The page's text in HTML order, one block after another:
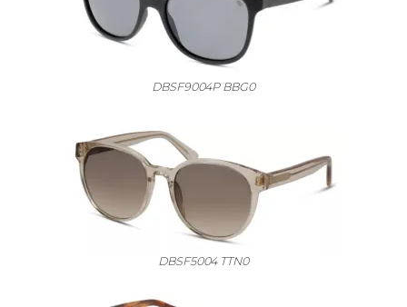
DBSF9004P BBG0
DBSF5004 TTN0